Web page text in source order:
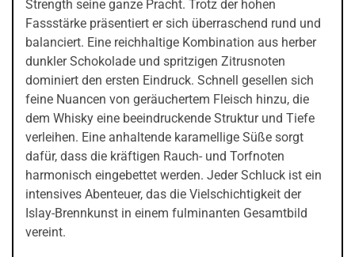
Strength seine ganze Pracht. Trotz der hohen
Fassstärke präsentiert er sich überraschend rund und
balanciert. Eine reichhaltige Kombination aus herber
dunkler Schokolade und spritzigen Zitrusnoten
dominiert den ersten Eindruck. Schnell gesellen sich
feine Nuancen von geräuchertem Fleisch hinzu, die
dem Whisky eine beeindruckende Struktur und Tiefe
verleihen. Eine anhaltende karamellige Süße sorgt
dafür, dass die kräftigen Rauch- und Torfnoten
harmonisch eingebettet werden. Jeder Schluck ist ein
intensives Abenteuer, das die Vielschichtigkeit der
Islay-Brennkunst in einem fulminanten Gesamtbild
vereint.